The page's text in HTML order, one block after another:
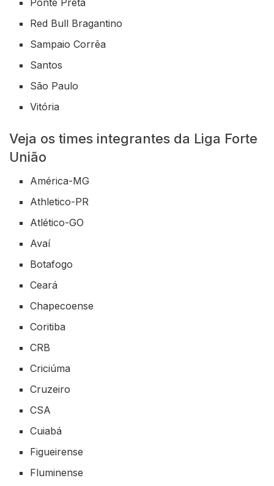
Ponte Preta
Red Bull Bragantino
Sampaio Corrêa
Santos
São Paulo
Vitória
Veja os times integrantes da Liga Forte
União
América-MG
Athletico-PR
Atlético-GO
Avaí
Botafogo
Ceará
Chapecoense
Coritiba
CRB
Criciúma
Cruzeiro
CSA
Cuiabá
Figueirense
Fluminense